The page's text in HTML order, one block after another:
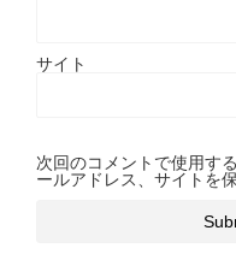
サイト
次回のコメントで使用す
ールアドレス、サイトを保